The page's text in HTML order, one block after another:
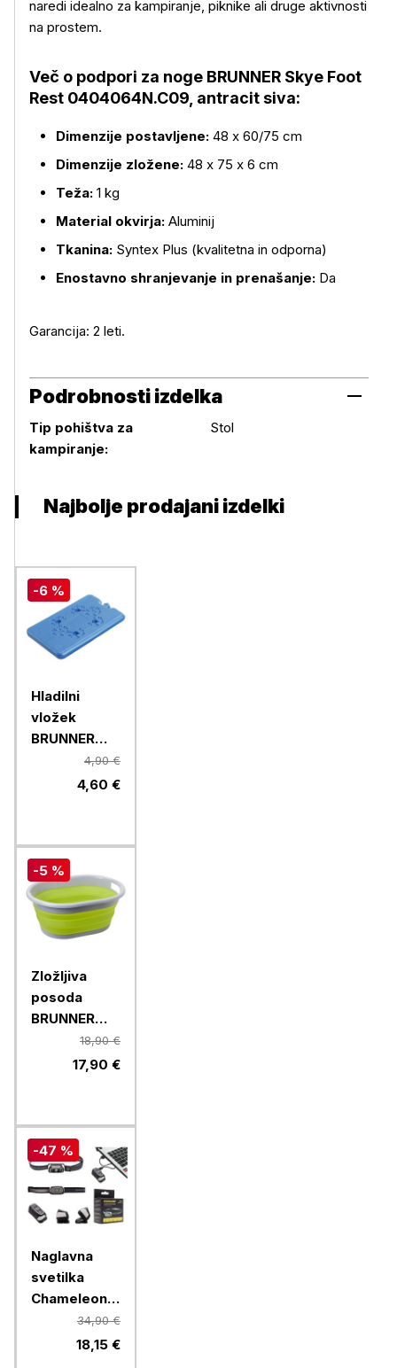
Več o izdelku
naredi idealno za kampiranje, piknike ali druge aktivnosti
na prostem.
Več o podpori za noge BRUNNER Skye Foot
Rest 0404064N.C09, antracit siva:
Dimenzije postavljene: 48 x 60/75 cm
Dimenzije zložene: 48 x 75 x 6 cm
Teža: 1 kg
Material okvirja: Aluminij
Tkanina: Syntex Plus (kvalitetna in odporna)
Enostavno shranjevanje in prenašanje: Da
Garancija: 2 leti.
Podrobnosti izdelka
Podrobnosti izdelka
Tip pohištva za
kampiranje:
Stol
Najbolje prodajani izdelki
-6 %
Hladilni
vložek
BRUNNER
Coolpad
200, 2 kosa
4,90 €
4,60 €
-5 %
Zložljiva
posoda
BRUNNER
FOLD-AWAY
18,90 €
17,90 €
-47 %
Naglavna
svetilka
Chameleon
B2SX - LED
polnilna
34,90 €
18,15 €